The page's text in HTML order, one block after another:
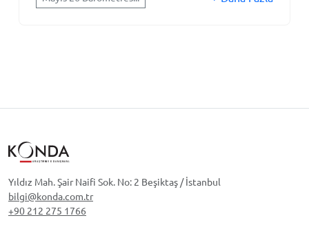
Yıldız Mah. Şair Naifi Sok. No: 2 Beşiktaş / İstanbul
bilgi@konda.com.tr
+90 212 275 1766